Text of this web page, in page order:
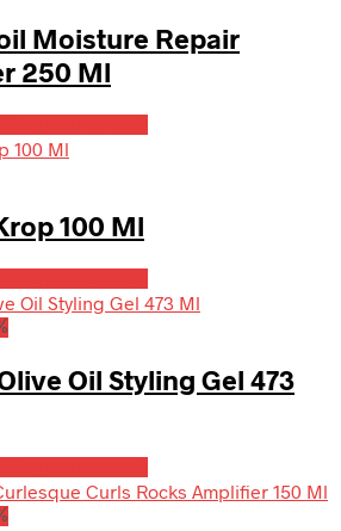
Moisture Repair
250 Ml
100 Ml
Oil Styling Gel 473